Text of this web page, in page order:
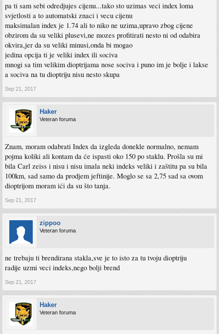
pa ti sam sebi odredjujes cijenu...tako sto uzimas veci index loma
svjetlosti a to automatski znaci i vecu cijenu
maksimalan index je 1.74 ali to niko ne uzima,upravo zbog cijene
obzirom da su veliki plusevi,ne mozes profitirati nesto ni od odabira
okvira,jer da su veliki minusi,onda bi mogao
jedina opcija ti je veliki index ili sociva
mnogi sa tim velikim dioptrijama nose sociva i puno im je bolje i lakse
a sociva na tu dioptriju nisu nesto skupa
Sep 21, 2017
Haker
Veteran foruma
Znam, moram odabrati Index da izgleda donekle normalno, nemam
pojma koliki ali kontam da će ispasti oko 150 po staklu. Prošla su mi
bila Carl zeiss i nisu i nisu imala neki indeks veliki i zaštitu pa su bila
100km, sad samo da prodjem jeftinije. Moglo se sa 2,75 sad sa ovom
dioptrijom moram ići da su što tanja.
Sep 21, 2017
zippoo
Veteran foruma
ne trebaju ti brendirana stakla,sve je to isto za tu tvoju dioptriju
radije uzmi veci indeks,nego bolji brend
Sep 21, 2017
Haker
Veteran foruma